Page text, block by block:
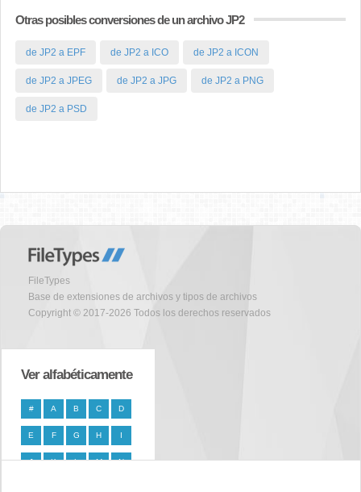
Otras posibles conversiones de un archivo JP2
de JP2 a EPF de JP2 a ICO de JP2 a ICON
de JP2 a JPEG de JP2 a JPG de JP2 a PNG
de JP2 a PSD
FileTypes
Base de extensiones de archivos y tipos de archivos
Copyright © 2017-2026 Todos los derechos reservados
Ver alfabéticamente
# A B C D
E F G H I
J K L M N